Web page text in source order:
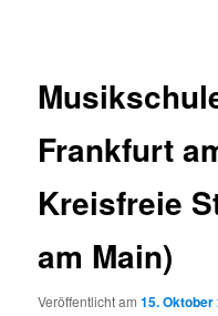
Frankfurt
Kreisfreie
am Main)
Veröffentlicht am15. Oktober